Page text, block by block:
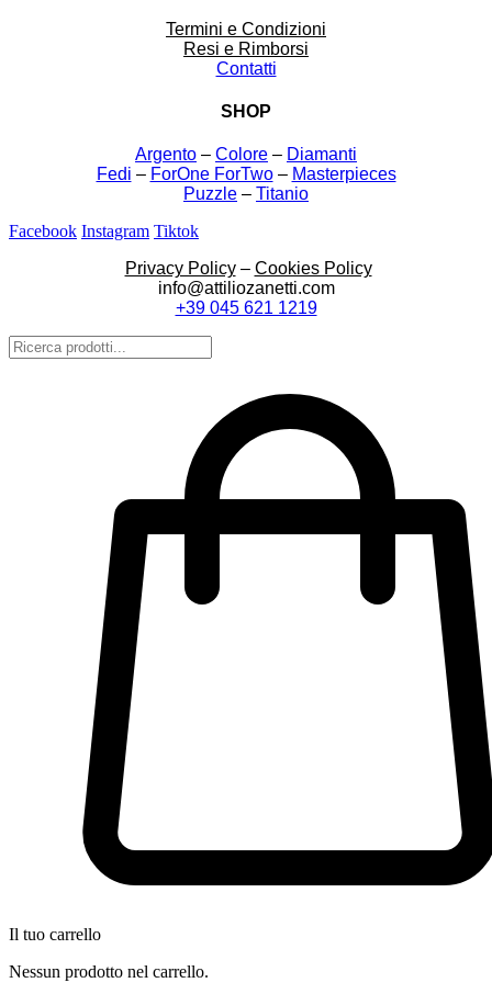
Termini e Condizioni
Resi e Rimborsi
Contatti
SHOP
Argento – Colore – Diamanti
Fedi – ForOne ForTwo– Masterpieces
Puzzle – Titanio
Facebook Instagram Tiktok
Privacy Policy– Cookies Policy
info@attiliozanetti.com
+39 045 621 1219
Il tuo carrello
Nessun prodotto nel carrello.